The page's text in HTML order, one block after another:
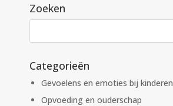
Zoeken
Categorieën
Gevoelens en emoties bij kinderen
Opvoeding en ouderschap